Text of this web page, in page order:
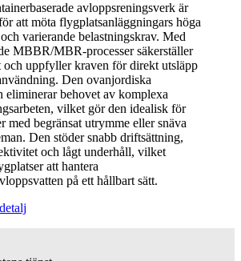
avloppsreningsverk är
att möta flygplatsanläggningars höga
varierande belastningskrav. Med
MBBR/MBR-processer säkerställer
och uppfyller kraven för direkt utsläpp
Den ovanjordiska
eliminerar behovet av komplexa
vilket gör den idealisk för
med begränsat utrymme eller snäva
Den stöder snabb driftsättning,
och lågt underhåll, vilket
att hantera
på ett hållbart sätt.
detalj